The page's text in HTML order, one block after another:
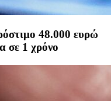
48.000 ευρώ
σε 1 χρόνο